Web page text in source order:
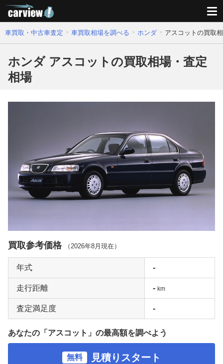
車買取・中古車査定 車買取相場を調べる ホンダ アスコットの買取
ホンダ アスコットの買取相場・査定
相場
買取参考価格 （ 2026年8月 現在）
年式 -
走行距離 - km
査定満足度 -
あなたの「アスコット」の最高額を調べよう
無料 見積りスタート